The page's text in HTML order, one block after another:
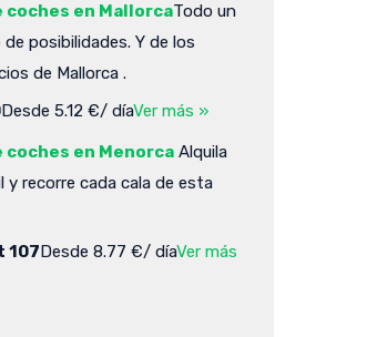
coches en MallorcaTodo un
posibilidades. Y de los
de Mallorca .
Desde 5.12 €/ díaVer más »
en Menorca Alquila
y recorre cada cala de esta
107Desde 8.77 €/ díaVer más